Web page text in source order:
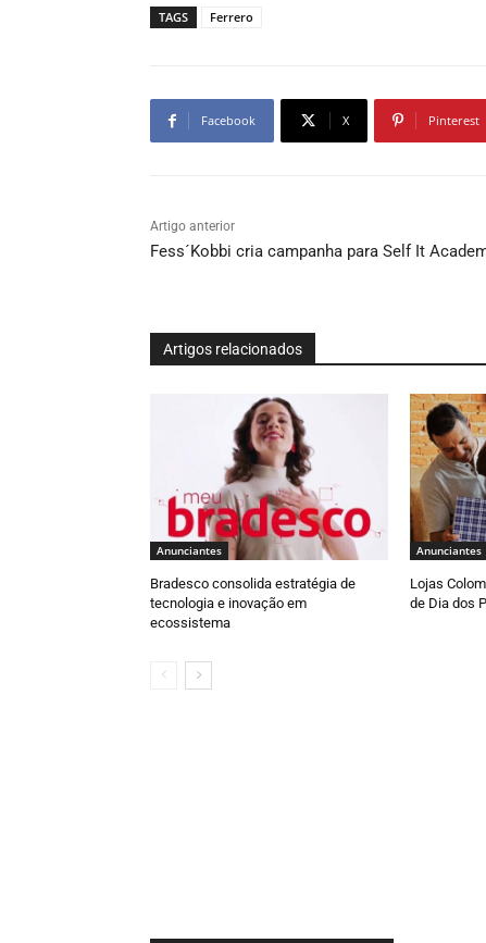
TAGS Ferrero
Facebook X Pinterest
Artigo anterior
Fess´Kobbi cria campanha para Self It
Artigos relacionados
Anunciantes
Bradesco consolida estratégia de
tecnologia e inovação em
ecossistema
Anunciantes
Lojas
de Dia dos